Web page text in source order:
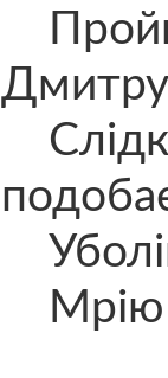
Дмитру
Мрію